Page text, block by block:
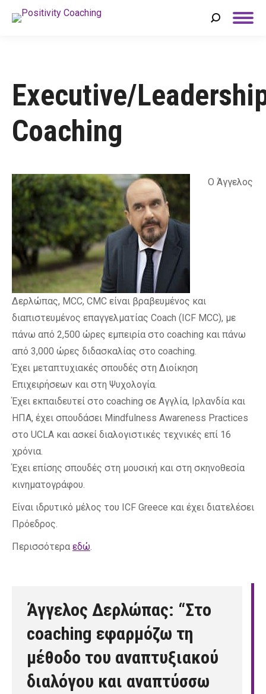
Search:
Executive/
Coaching
Ο Άγγελος
Δερλώπας, MCC, CMC είναι βραβευμένος και
διαπιστευμένος επαγγελματίας Coach (ICF MCC), με
πάνω από 2,500 ώρες εμπειρία στο coaching και πάνω
από 3,000 ώρες διδασκαλίας στο coaching.
Έχει μεταπτυχιακές σπουδές στη Διοίκηση
Επιχειρήσεων και στη Ψυχολογία.
Έχει εκπαιδευτεί στο coaching σε Αγγλία, Ιρλανδία και
ΗΠΑ, έχει σπουδάσει Mindfulness Awareness Practices
στο UCLA και ασκεί διαλογιστικές τεχνικές επί 16
χρόνια.
Έχει επίσης σπουδές στη μουσική και στη σκηνοθεσία
κινηματογράφου.
Είναι ιδρυτικό μέλος του ICF Greece και έχει διατελέσει
Πρόεδρος.
Περισσότερα εδώ.
Άγγελος Δερλώπας: “Στο
coaching εφαρμόζω τη
μέθοδο του αναπτυξιακού
διαλόγου και αναπτύσσω